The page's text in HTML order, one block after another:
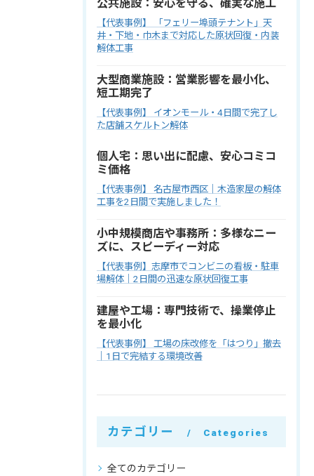
公共施設：安心を守る、確実な施工
【代表事例】 「フェリー埠頭テナント」天
井・下地・巾木まで対応した原状回復・内装
解体工事
大型商業施設：営業影響を最小化、
短工期完了
【代表事例】 イオンモール・4日間で完了し
た店舗スケルトン解体
個人宅：思い出に配慮、安心コミコ
ミ価格
【代表事例】 名古屋市西区｜木造家屋の解体
工事を2日間で実施しました！
小中規模商店や事務所：多様なニー
ズに、スピーディー対応
【代表事例】志摩市でコンビニの看板・駐車
場解体｜2日間の迅速な原状回復工事
建屋や工場：専門技術で、操業停止
を最小化
【代表事例】 工場の床改修を「はつり」撤去
｜1日で完結する環境改善
カテゴリー Categories
全てのカテゴリー